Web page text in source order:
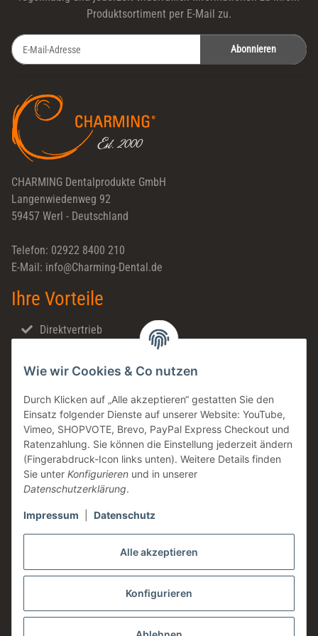
Alle akzeptieren
Konfigurieren
Wie wir Cookies & Co nutzen
Durch Klicken auf „Alle akzeptieren“ gestatten Sie den
Einsatz folgender Dienste auf unserer Website: YouTube,
Vimeo, SHOPVOTE, Brevo, PayPal Express Checkout und
Ratenzahlung. Sie können die Einstellung jederzeit ändern
(Fingerabdruck-Icon links unten). Weitere Details finden
Sie unter Konfigurieren und in unserer
Datenschutzerklärung.
Impressum Datenschutz
Produktsortiment per E-Mail zu.
Abonnieren
CHARMING Dentalprodukte GmbH
Langenwiedenweg 92
59457 Werl - Deutschland
Telefon: 02922 8400 210
E-Mail: info@Charming-Dental.de
Ihre Vorteile
Direktvertrieb
Made in Germany
Familienunternehmen
Zahntechnische Beratung
DE & AT Versandkostenfrei ab 200 € / netto
Informationen
Rechtliches